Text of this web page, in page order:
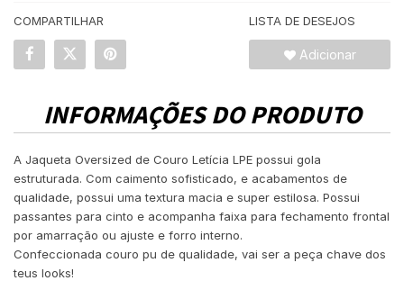
COMPARTILHAR LISTA DE DESEJOS
Adicionar
INFORMAÇÕES DO PRODUTO
A Jaqueta Oversized de Couro Letícia LPE possui gola
estruturada. Com caimento sofisticado, e acabamentos de
qualidade, possui uma textura macia e super estilosa. Possui
passantes para cinto e acompanha faixa para fechamento frontal
por amarração ou ajuste e forro interno.
Confeccionada couro pu de qualidade, vai ser a peça chave dos
teus looks!